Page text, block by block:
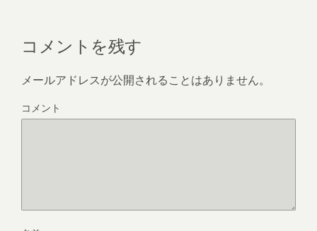
コメントを残す
メールアドレスが公開されることはありません。
コメント